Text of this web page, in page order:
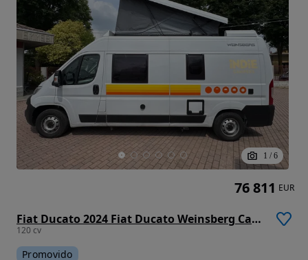
1 / 6
Fiat Ducato 2024 Fiat Ducato Weinsberg Carabus | Manual | Techo Elevable
120 cv
Promovido
76 811 EUR